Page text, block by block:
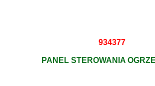
934377
PANEL STEROWANIA